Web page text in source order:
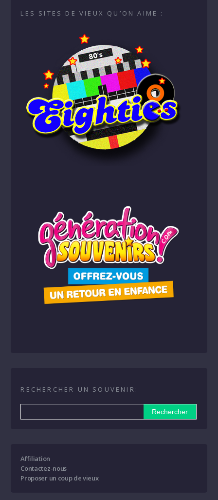
LES SITES DE VIEUX QU’ON AIME :
RECHERCHER UN SOUVENIR:
Affiliation
Contactez-nous
Proposer un coup de vieux